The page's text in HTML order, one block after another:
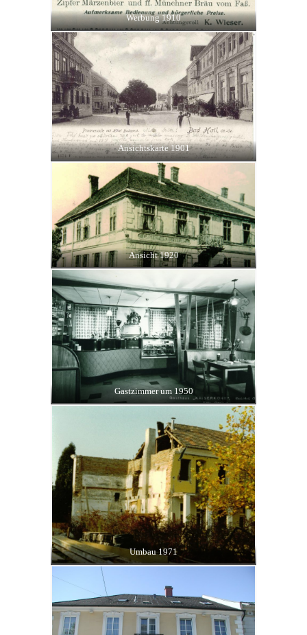
Werbung 1910
Ansichtskarte 1901
Ansicht 1920
Gastzimmer um 1950
Umbau 1971